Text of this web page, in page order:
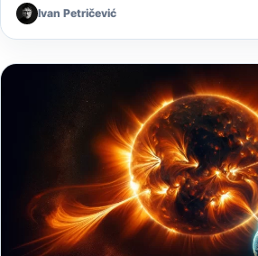
Ivan Petričević